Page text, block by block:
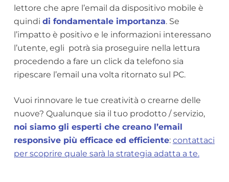
lettore che apre l’email da dispositivo mobile è
quindi di fondamentale importanza. Se
l’impatto è positivo e le informazioni interessano
l’utente, egli potrà sia proseguire nella lettura
procedendo a fare un click da telefono sia
ripescare l’email una volta ritornato sul PC.
Vuoi rinnovare le tue creatività o crearne delle
nuove? Qualunque sia il tuo prodotto / servizio,
noi siamo gli esperti che creano l’email
responsive più efficace ed efficiente: contattaci
per scoprire quale sarà la strategia adatta a te.